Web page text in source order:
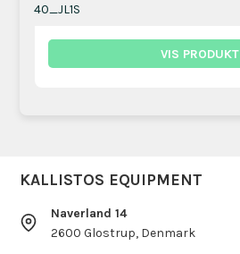
40_JL1S
VIS PRODUKT
KALLISTOS EQUIPMENT
Naverland 14
2600 Glostrup, Denmark